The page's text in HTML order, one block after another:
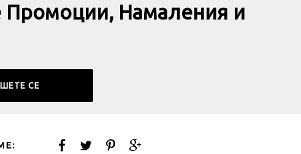
Промоции, Намаления и